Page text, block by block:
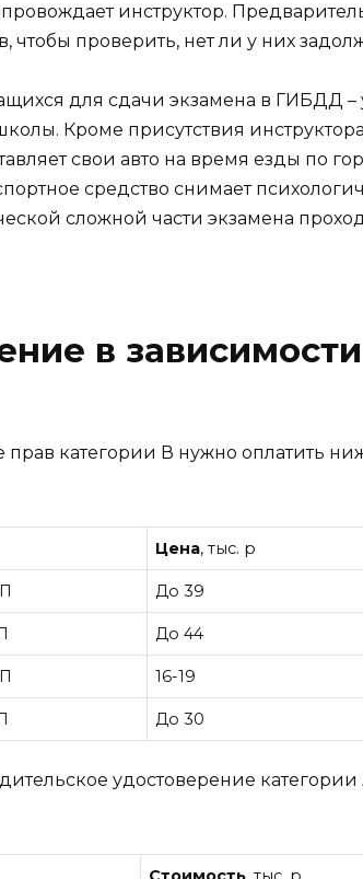
инструктор.
чтобы проверить, нет ли у них
для сдачи экзамена в ГИБДД –
Кроме присутствия
свои авто на время езды по
средство снимает
сложной части экзамена
в
прав категории В нужно оплатить
Цена, тыс. р
До 39
До 44
16-19
До 30
удостоверение